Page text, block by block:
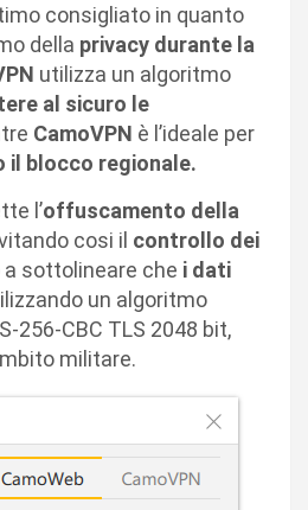
consigliato in quanto
della privacy durante la
utilizza un algoritmo
al sicuro le
CamoVPN è l’ideale per
il blocco regionale.
l’offuscamento della
cosi il controllo dei
a sottolineare che i dati
un algoritmo
256-CBC TLS 2048 bit,
militare.